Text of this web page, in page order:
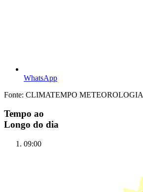
WhatsApp
Fonte: CLIMATEMPO METEOROLOGIA
Tempo ao
Longo do dia
09:00